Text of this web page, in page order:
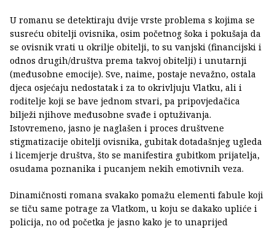
U romanu se detektiraju dvije vrste problema s kojima se
susreću obitelji ovisnika, osim početnog šoka i pokušaja da
se ovisnik vrati u okrilje obitelji, to su vanjski (financijski i
odnos drugih/društva prema takvoj obitelji) i unutarnji
(međusobne emocije). Sve, naime, postaje nevažno, ostala
djeca osjećaju nedostatak i za to okrivljuju Vlatku, ali i
roditelje koji se bave jednom stvari, pa pripovjedačica
bilježi njihove međusobne svađe i optuživanja.
Istovremeno, jasno je naglašen i proces društvene
stigmatizacije obitelji ovisnika, gubitak dotadašnjeg ugleda
i licemjerje društva, što se manifestira gubitkom prijatelja,
osudama poznanika i pucanjem nekih emotivnih veza.
Dinamičnosti romana svakako pomažu elementi fabule koji
se tiču same potrage za Vlatkom, u koju se dakako upliće i
policija, no od početka je jasno kako je to unaprijed